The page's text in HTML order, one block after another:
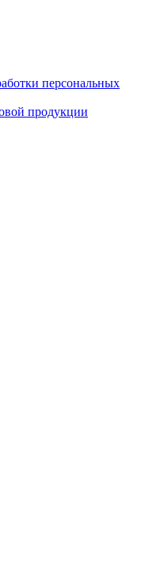
персональных
продукции